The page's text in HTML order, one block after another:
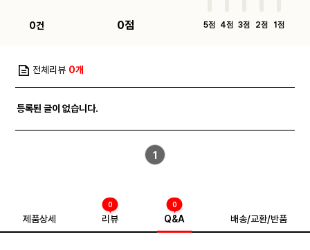
0건 0점 5점 4점 3점 2점 1점
전체리뷰 0개
등록된 글이 없습니다.
1
제품상세 리뷰
0
Q&A
0
배송/교환/반품